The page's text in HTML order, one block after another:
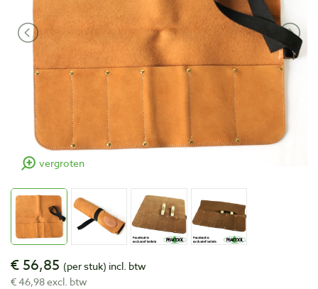
vergroten
€ 56,85 (per stuk) incl. btw
€ 46,98 excl. btw